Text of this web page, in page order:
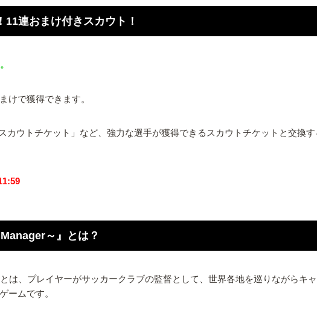
連おまけ付きスカウト！
けで獲得できます。
カウトチケット」など、強力な選手が獲得できるスカウトチケットと交換
～』とは？
は、プレイヤーがサッカークラブの監督として、世界各地を巡りながら
ームです。